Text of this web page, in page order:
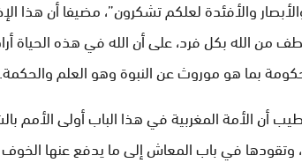
والأفئدة لعلكم تشكرون”، مضيفا أن هذا
من الله بكل فرد، على أن الله في هذه الحياة
بما هو موروث عن النبوة وهو العلم والحكمة.
أن الأمة المغربية في هذا الباب أولى
وتقودها في باب المعاش إلى ما يدفع عنها